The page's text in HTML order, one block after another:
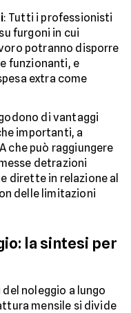
: Tutti i professionisti
furgoni in cui
potranno disporre
funzionanti, e
extra come
di vantaggi
importanti, a
che può raggiungere
detrazioni
dirette in relazione al
delle limitazioni
la sintesi per
noleggio a lungo
mensile si divide